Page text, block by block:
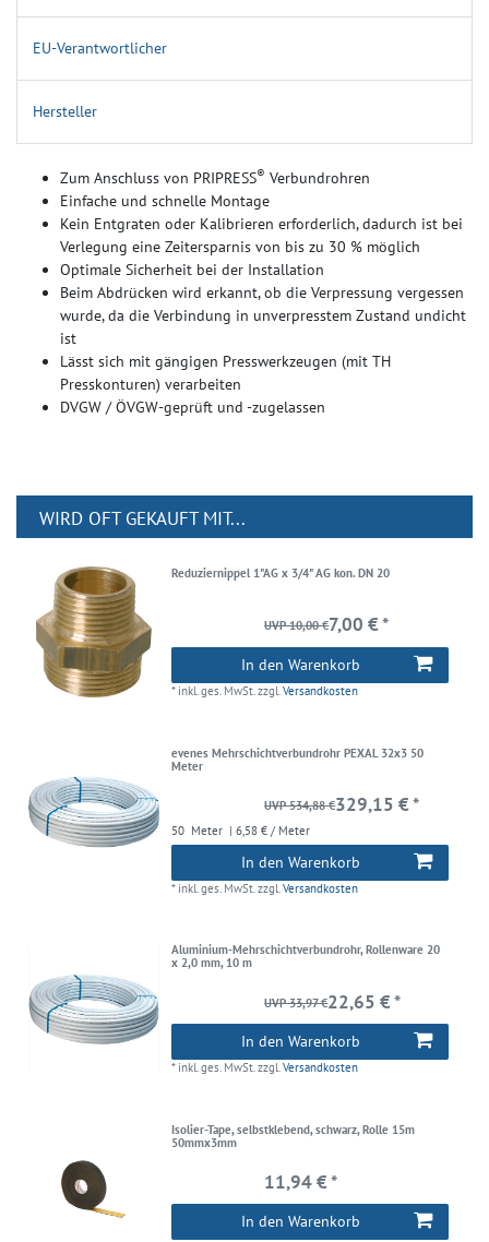
EU-Verantwortlicher
Hersteller
Zum Anschluss von PRIPRESS® Verbundrohren
Einfache und schnelle Montage
Kein Entgraten oder Kalibrieren erforderlich, dadurch ist bei
Verlegung eine Zeitersparnis von bis zu 30 % möglich
Optimale Sicherheit bei der Installation
Beim Abdrücken wird erkannt, ob die Verpressung vergessen
wurde, da die Verbindung in unverpresstem Zustand undicht
ist
Lässt sich mit gängigen Presswerkzeugen (mit TH
Presskonturen) verarbeiten
DVGW / ÖVGW-geprüft und -zugelassen
WIRD OFT GEKAUFT MIT...
Reduziernippel 1"AG x 3/4" AG kon. DN 20
UVP 10,00 €7,00 € *
In den Warenkorb
* inkl. ges. MwSt. zzgl.Versandkosten
evenes Mehrschichtverbundrohr PEXAL 32x3 50
Meter
UVP 534,88 €329,15 € *
50 Meter | 6,58 € / Meter
In den Warenkorb
* inkl. ges. MwSt. zzgl.Versandkosten
Aluminium-Mehrschichtverbundrohr, Rollenware 20
x 2,0 mm, 10 m
UVP 33,97 €22,65 € *
In den Warenkorb
* inkl. ges. MwSt.zzgl.Versandkosten
Isolier-Tape, selbstklebend, schwarz, Rolle 15m
50mmx3mm
11,94 € *
In den Warenkorb